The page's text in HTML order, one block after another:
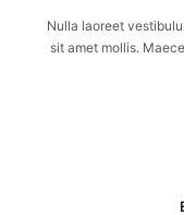
Nulla laoreet
sit amet mollis.